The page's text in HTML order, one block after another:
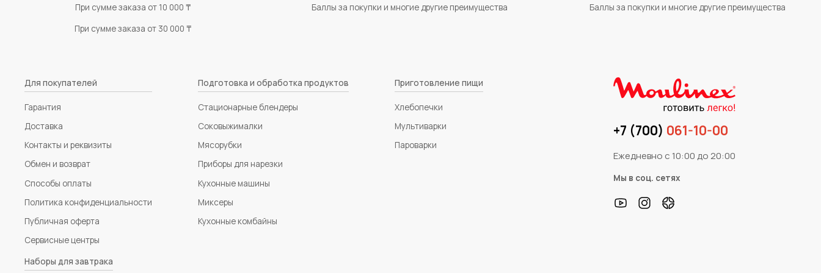
При сумме заказа от 10 000 ₸
При сумме заказа от 30 000 ₸
Баллы за покупки и многие другие преимущества Баллы за покупки и многие другие преимущества
Для покупателей
Гарантия
Доставка
Контакты и реквизиты
Обмен и возврат
Способы оплаты
Политика конфиденциальности
Публичная оферта
Сервисные центры
Подготовка и обработка продуктов
Стационарные блендеры
Соковыжималки
Мясорубки
Приборы для нарезки
Кухонные машины
Миксеры
Кухонные комбайны
Приготовление пищи
Хлебопечки
Мультиварки
Пароварки
Наборы для завтрака
+7 (700) 061-10-00
Ежедневно с 10:00 до 20:00
Мы в соц. сетях